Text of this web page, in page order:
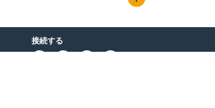
接続する